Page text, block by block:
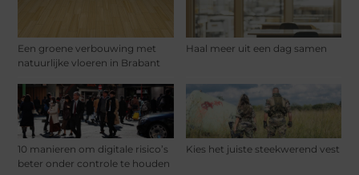
Een groene verbouwing met
natuurlijke vloeren in Brabant
Haal meer uit een dag samen
10 manieren om digitale risico’s
beter onder controle te houden
Kies het juiste steekwerend vest